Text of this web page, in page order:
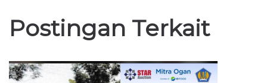
Postingan Terkait